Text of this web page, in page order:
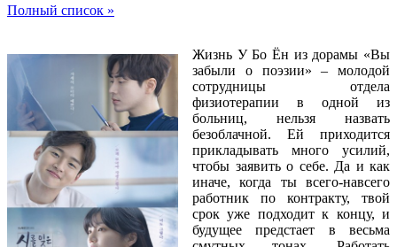
Полный список »
Жизнь У Бо Ён из дорамы «Вы
забыли о поэзии» – молодой
сотрудницы отдела
физиотерапии в одной из
больниц, нельзя назвать
безоблачной. Ей приходится
прикладывать много усилий,
чтобы заявить о себе. Да и как
иначе, когда ты всего-навсего
работник по контракту, твой
срок уже подходит к концу, и
будущее предстает в весьма